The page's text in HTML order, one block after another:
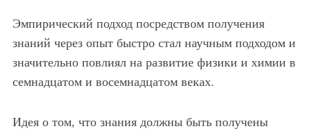
Эмпирический подход посредством получения
знаний через опыт быстро стал научным подходом и
значительно повлиял на развитие физики и химии в
семнадцатом и восемнадцатом веках.
Идея о том, что знания должны быть получены